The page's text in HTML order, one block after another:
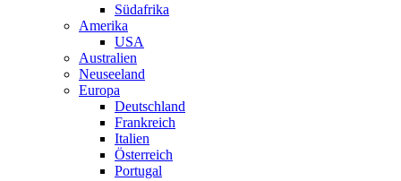
Südafrika
Amerika
USA
Australien
Neuseeland
Europa
Deutschland
Frankreich
Italien
Österreich
Portugal